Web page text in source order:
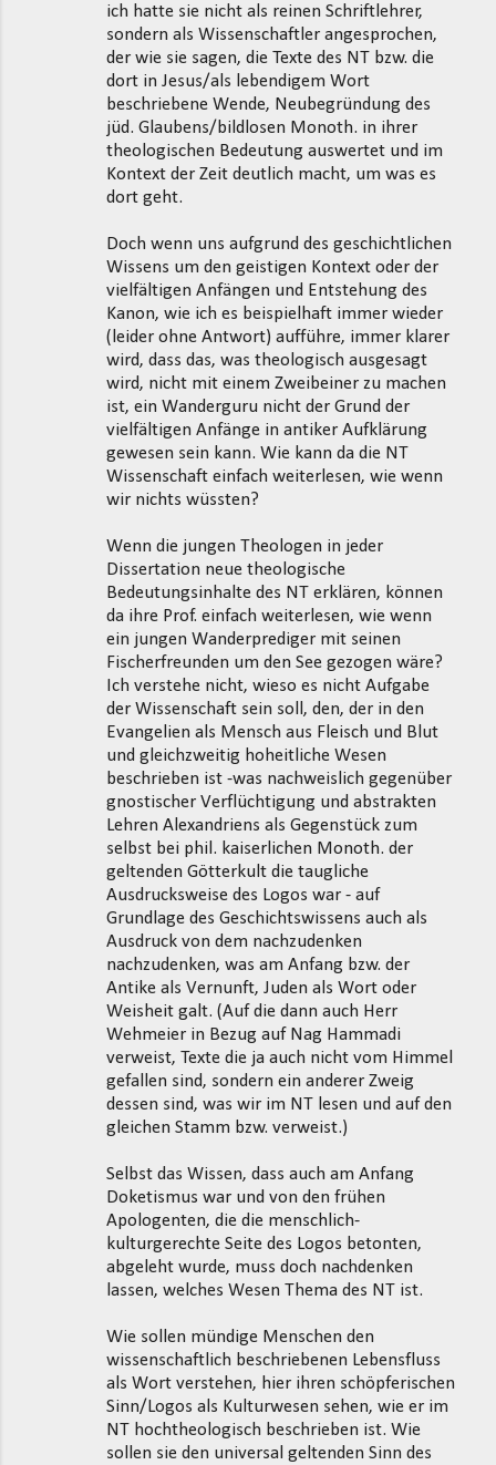
ich hatte sie nicht als reinen Schriftlehrer,
sondern als Wissenschaftler angesprochen,
der wie sie sagen, die Texte des NT bzw. die
dort in Jesus/als lebendigem Wort
beschriebene Wende, Neubegründung des
jüd. Glaubens/bildlosen Monoth. in ihrer
theologischen Bedeutung auswertet und im
Kontext der Zeit deutlich macht, um was es
dort geht.
Doch wenn uns aufgrund des geschichtlichen
Wissens um den geistigen Kontext oder der
vielfältigen Anfängen und Entstehung des
Kanon, wie ich es beispielhaft immer wieder
(leider ohne Antwort) aufführe, immer klarer
wird, dass das, was theologisch ausgesagt
wird, nicht mit einem Zweibeiner zu machen
ist, ein Wanderguru nicht der Grund der
vielfältigen Anfänge in antiker Aufklärung
gewesen sein kann. Wie kann da die NT
Wissenschaft einfach weiterlesen, wie wenn
wir nichts wüssten?
Wenn die jungen Theologen in jeder
Dissertation neue theologische
Bedeutungsinhalte des NT erklären, können
da ihre Prof. einfach weiterlesen, wie wenn
ein jungen Wanderprediger mit seinen
Fischerfreunden um den See gezogen wäre?
Ich verstehe nicht, wieso es nicht Aufgabe
der Wissenschaft sein soll, den, der in den
Evangelien als Mensch aus Fleisch und Blut
und gleichzweitig hoheitliche Wesen
beschrieben ist -was nachweislich gegenüber
gnostischer Verflüchtigung und abstrakten
Lehren Alexandriens als Gegenstück zum
selbst bei phil. kaiserlichen Monoth. der
geltenden Götterkult die taugliche
Ausdrucksweise des Logos war - auf
Grundlage des Geschichtswissens auch als
Ausdruck von dem nachzudenken
nachzudenken, was am Anfang bzw. der
Antike als Vernunft, Juden als Wort oder
Weisheit galt. (Auf die dann auch Herr
Wehmeier in Bezug auf Nag Hammadi
verweist, Texte die ja auch nicht vom Himmel
gefallen sind, sondern ein anderer Zweig
dessen sind, was wir im NT lesen und auf den
gleichen Stamm bzw. verweist.)
Selbst das Wissen, dass auch am Anfang
Doketismus war und von den frühen
Apologenten, die die menschlich-
kulturgerechte Seite des Logos betonten,
abgeleht wurde, muss doch nachdenken
lassen, welches Wesen Thema des NT ist.
Wie sollen mündige Menschen den
wissenschaftlich beschriebenen Lebensfluss
als Wort verstehen, hier ihren schöpferischen
Sinn/Logos als Kulturwesen sehen, wie er im
NT hochtheologisch beschrieben ist. Wie
sollen sie den universal geltenden Sinn des